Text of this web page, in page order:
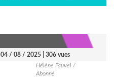
04 / 08 / 2025 | 306 vues
Hélène Fauvel /
Abonné